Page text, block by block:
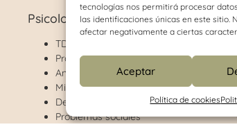
tecnologías nos permitirá procesar
las identificaciones únicas en este sitio.
afectar negativamente a ciertas
Aceptar
Política de cookies
Psicología infanto-juvenil
TDAH
Problemas de conducta
Ansiedad
Miedos y fobias
Depresión
Problemas sociales